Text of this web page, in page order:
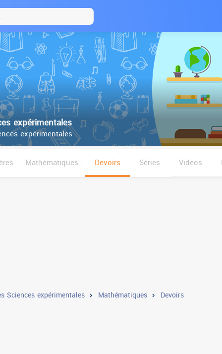
expérimentales
expérimentales
Mathématiques : Devoirs Séries Vidéos
Sciences expérimentales Mathématiques Devoirs